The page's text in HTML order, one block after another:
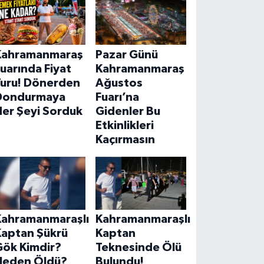
Fiyat
Dönerden
Şeyi Sorduk
Pazar Günü
Kahramanmaraş
Ağustos
Fuarı’na
Gidenler Bu
Etkinlikleri
Kaçırmasın
Şükrü
Kimdir?
Kahramanmaraşlı
Kaptan
Teknesinde Ölü